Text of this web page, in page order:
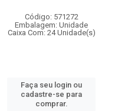
Código: 571272
Embalagem: Unidade
Caixa Com: 24 Unidade(s)
Faça seu login ou
cadastre-se para
comprar.